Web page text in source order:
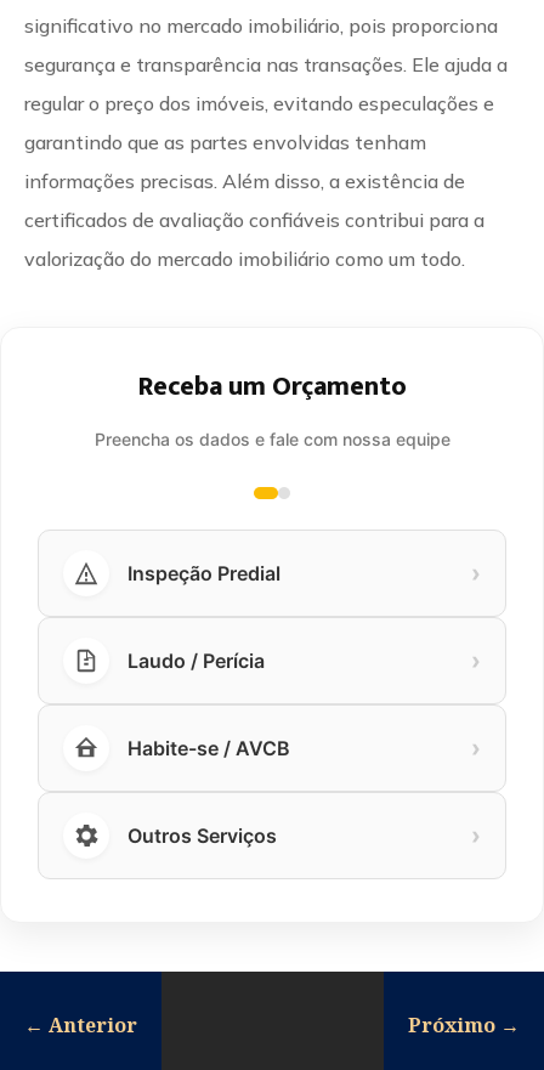
significativo no mercado imobiliário, pois proporciona
segurança e transparência nas transações. Ele ajuda a
regular o preço dos imóveis, evitando especulações e
garantindo que as partes envolvidas tenham
informações precisas. Além disso, a existência de
certificados de avaliação confiáveis contribui para a
valorização do mercado imobiliário como um todo.
Receba um Orçamento
Preencha os dados e fale com nossa equipe
Inspeção Predial ›
Laudo / Perícia ›
Habite-se / AVCB ›
Outros Serviços ›
← Anterior Próximo →